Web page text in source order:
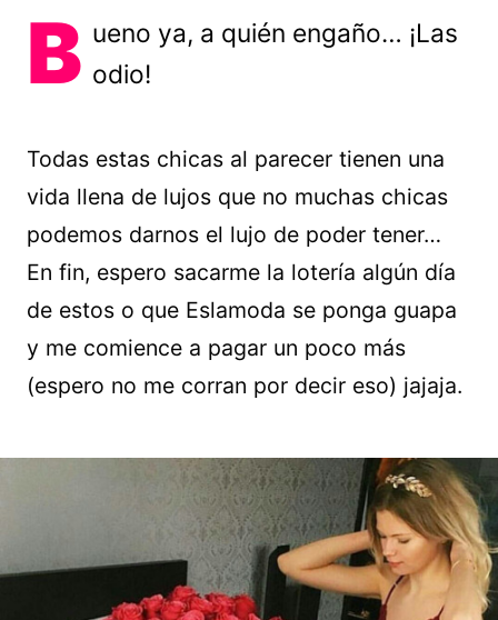
B ueno ya, a quién engaño… ¡Las
odio!
Todas estas chicas al parecer tienen una
vida llena de lujos que no muchas chicas
podemos darnos el lujo de poder tener…
En fin, espero sacarme la lotería algún día
de estos o que Eslamoda se ponga guapa
y me comience a pagar un poco más
(espero no me corran por decir eso) jajaja.